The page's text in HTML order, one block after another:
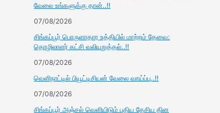
வேலை உங்களுக்கு தான்..!!
07/08/2026
சிங்கப்பூர் பொருளாதார உத்தியில் மாற்றம் தேவை:
தொழிலாளர் கட்சி வலியுறுத்தல்..!!
07/08/2026
வெளிநாட்டில் பியூட்டிசியன் வேலை வாய்ப்பு..!!
07/08/2026
சிங்கப்பூர் அஞ்சல் வெளியிடும் புதிய தேசிய தின